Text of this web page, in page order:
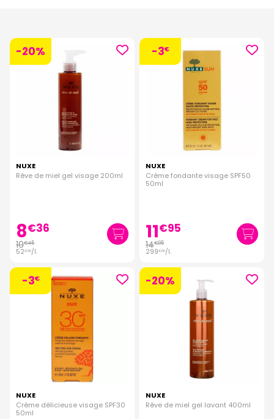
-20%
NUXE
Rêve de miel gel visage 200ml
8€36
10€45
52€25/l.
-3€
NUXE
Crème fondante visage SPF50
50ml
11€95
14€95
299€00/l.
-3€
NUXE
Crème délicieuse visage SPF30
50ml
-20%
NUXE
Rêve de miel gel lavant 400ml